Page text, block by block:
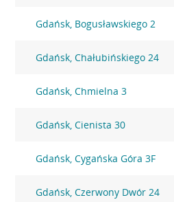
Gdańsk, Bogusławskiego 2
Gdańsk, Chałubińskiego 24
Gdańsk, Chmielna 3
Gdańsk, Cienista 30
Gdańsk, Cygańska Góra 3F
Gdańsk, Czerwony Dwór 24